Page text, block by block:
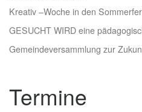
Kreativ –Woche in den
GESUCHT WIRD eine
Gemeindeversammlung zur
Termine